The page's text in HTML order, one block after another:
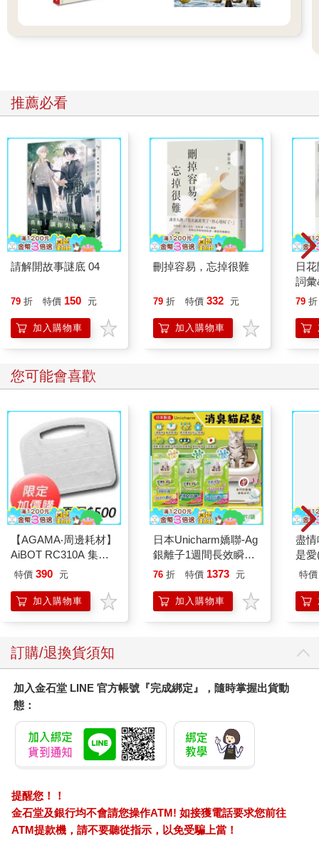
推薦必看
請解開故事謎底 04
79 折 特價 150 元
加入購物車
刪掉容易，忘掉很難
79 折 特價 332 元
加入購物車
日
詞
79 折
您可能會喜歡
【AGAMA‧周邊耗材】
AiBOT RC310A 集塵
盒專用3M防塵濾網
特價 390 元
加入購物車
日本Unicharm嬌聯-Ag
銀離子1週間長效瞬吸
乾爽寵物消臭大師貓尿
防滲漏貓尿布/可觀察
尿色貓潔墊補充包/本
76 折 特價 1373 元
加入購物車
盡
是
特價
訂購/退換貨須知
加入金石堂 LINE 官方帳號『完成綁定』，隨時掌握出貨動
態：
提醒您！！
金石堂及銀行均不會請您操作ATM! 如接獲電話要求您前往
ATM提款機，請不要聽從指示，以免受騙上當！